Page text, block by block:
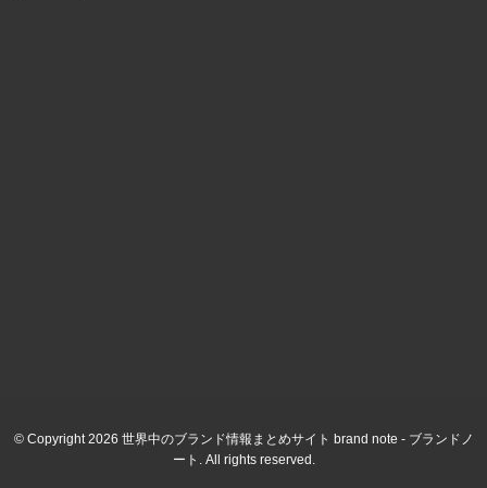
© Copyright 2026 世界中のブランド情報まとめサイト brand note - ブランドノ
ート. All rights reserved.